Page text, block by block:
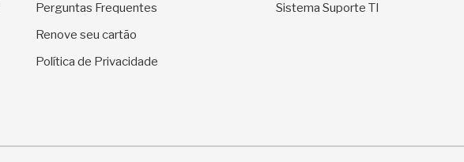
Perguntas Frequentes
Renove seu cartão
Política de Privacidade
Sistema Suporte TI